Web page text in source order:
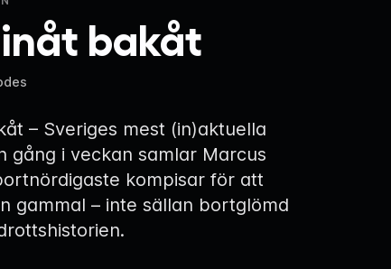
bakåt
– Sveriges mest (in)aktuella
gång i veckan samlar Marcus
kompisar för att
gammal – inte sällan bortglömd